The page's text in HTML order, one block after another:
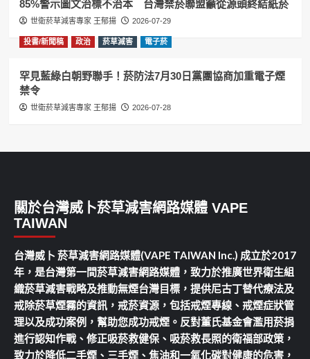
85%警示圖文治標不治本 台灣禁菸聯盟籲從源頭終結紙菸
世衛菸草減害專家 王郁揚 2026-07-29
投書/新聞稿 政治 菸草減害 電子菸
罕見藍綠白朝野聯手！菸防法7月30日黨團協商加重電子煙
禁令
世衛菸草減害專家 王郁揚 2026-07-28
關於台灣威卜菸草減害網路媒體 VAPE
TAIWAN
台灣威卜 菸草減害網路媒體(VAPE TAIWAN Inc.) 成立於2017
年，是台灣第一間菸草減害網路媒體，致力於推廣世界衛生組
織菸草減害戰略及推動無煙台灣目標，提供尼古丁替代療法及
戒除菸草煙霧的資訊，戒菸資源，包括戒煙專線、戒煙症狀管
理以及成功案例，幫助您成功戒煙。反對董氏基金會濫用菸捐
進行認知作戰、修正吸菸救健保、吸菸救長照的衛福部政策，
致力於降低二手煙、三手煙、焦油和一氧化碳對健康的危害，